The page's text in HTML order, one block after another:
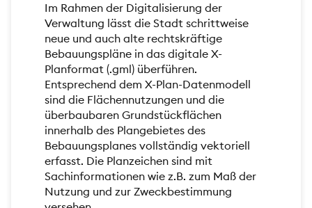
Im Rahmen der Digitalisierung der
Verwaltung lässt die Stadt schrittweise
neue und auch alte rechtskräftige
Bebauungspläne in das digitale X-
Planformat (.gml) überführen.
Entsprechend dem X-Plan-Datenmodell
sind die Flächennutzungen und die
überbaubaren Grundstückflächen
innerhalb des Plangebietes des
Bebauungsplanes vollständig vektoriell
erfasst. Die Planzeichen sind mit
Sachinformationen wie z.B. zum Maß der
Nutzung und zur Zweckbestimmung